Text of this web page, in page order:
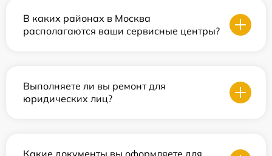
В каких районах в Москва
располагаются ваши сервисные центры?
Выполняете ли вы ремонт для
юридических лиц?